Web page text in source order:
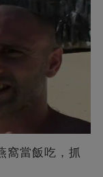
窩當飯吃，抓